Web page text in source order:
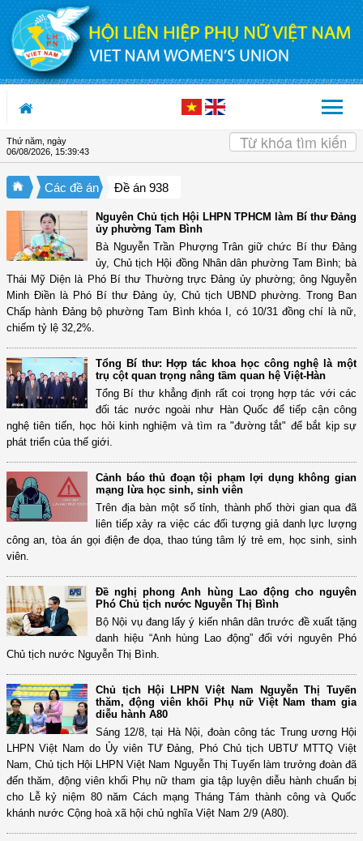
Truy cập nội dung luôn
Thứ năm, ngày
06/08/2026, 15:39:44
Các đề án Đề án 938
Nguyên Chủ tịch Hội LHPN TPHCM làm Bí thư Đảng
ủy phường Tam Bình
Bà Nguyễn Trần Phượng Trân giữ chức Bí thư Đảng
ủy, Chủ tịch Hội đồng Nhân dân phường Tam Bình; bà
Thái Mỹ Diện là Phó Bí thư Thường trực Đảng ủy phường; ông Nguyễn
Minh Điền là Phó Bí thư Đảng ủy, Chủ tịch UBND phường. Trong Ban
Chấp hành Đảng bộ phường Tam Bình khóa I, có 10/31 đồng chí là nữ,
chiếm tỷ lệ 32,2%.
Tổng Bí thư: Hợp tác khoa học công nghệ là một
trụ cột quan trọng nâng tầm quan hệ Việt-Hàn
Tổng Bí thư khẳng định rất coi trọng hợp tác với các
đối tác nước ngoài như Hàn Quốc để tiếp cận công
nghệ tiên tiến, học hỏi kinh nghiệm và tìm ra "đường tắt" để bắt kịp sự
phát triển của thế giới.
Cảnh báo thủ đoạn tội phạm lợi dụng không gian
mạng lừa học sinh, sinh viên
Trên địa bàn một số tỉnh, thành phố thời gian qua đã
liên tiếp xảy ra việc các đối tượng giả danh lực lượng
công an, tòa án gọi điện đe dọa, thao túng tâm lý trẻ em, học sinh, sinh
viên.
Đề nghị phong Anh hùng Lao động cho nguyên
Phó Chủ tịch nước Nguyễn Thị Bình
Bộ Nội vụ đang lấy ý kiến nhân dân trước đề xuất tặng
danh hiệu “Anh hùng Lao động” đối với nguyên Phó
Chủ tịch nước Nguyễn Thị Bình.
Chủ tịch Hội LHPN Việt Nam Nguyễn Thị Tuyến
thăm, động viên khối Phụ nữ Việt Nam tham gia
diễu hành A80
Sáng 12/8, tại Hà Nội, đoàn công tác Trung ương Hội
LHPN Việt Nam do Ủy viên TƯ Đảng, Phó Chủ tịch UBTƯ MTTQ Việt
Nam, Chủ tịch Hội LHPN Việt Nam Nguyễn Thị Tuyến làm trưởng đoàn đã
đến thăm, động viên khối Phụ nữ tham gia tập luyện diễu hành chuẩn bị
cho Lễ kỷ niệm 80 năm Cách mạng Tháng Tám thành công và Quốc
khánh nước Cộng hoà xã hội chủ nghĩa Việt Nam 2/9 (A80).